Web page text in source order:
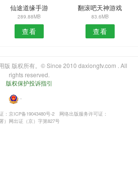
仙途道缘手游
289.88MB
查看
翻滚吧天神游戏
83.6MB
查看
版 版权所有。© Since 2010 daxiongtv.com . All
rights reserved.
版权保护投诉指引
・
：京ICP备19043480号-2
网络出版服务许可证：
署）网出证（京）字第827号